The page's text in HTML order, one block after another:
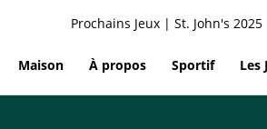
Prochains Jeux | St. John's 2025
Maison À propos Sportif Les